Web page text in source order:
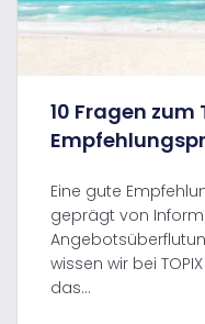
10 Fragen zum
Eine gute
geprägt von
wissen wir bei
das...